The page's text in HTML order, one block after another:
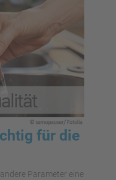
für die
Parameter eine